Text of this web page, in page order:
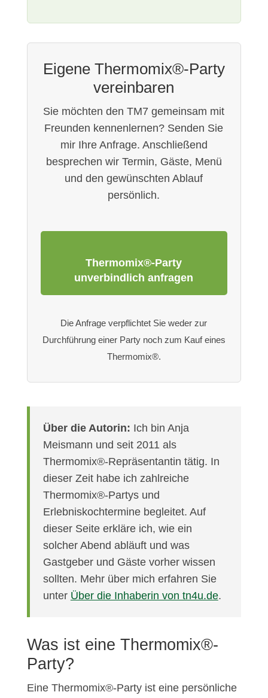
Eigene Thermomix®-Party
vereinbaren
Sie möchten den TM7 gemeinsam mit
Freunden kennenlernen? Senden Sie
mir Ihre Anfrage. Anschließend
besprechen wir Termin, Gäste, Menü
und den gewünschten Ablauf
persönlich.
Thermomix®-Party
unverbindlich anfragen
Die Anfrage verpflichtet Sie weder zur
Durchführung einer Party noch zum Kauf eines
Thermomix®.
Über die Autorin: Ich bin Anja
Meismann und seit 2011 als
Thermomix®-Repräsentantin tätig. In
dieser Zeit habe ich zahlreiche
Thermomix®-Partys und
Erlebniskochtermine begleitet. Auf
dieser Seite erkläre ich, wie ein
solcher Abend abläuft und was
Gastgeber und Gäste vorher wissen
sollten. Mehr über mich erfahren Sie
unter Über die Inhaberin von tn4u.de.
Was ist eine Thermomix®-
Party?
Eine Thermomix®-Party ist eine persönliche